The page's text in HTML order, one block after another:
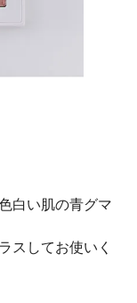
白い肌の青グマ
スしてお使いく